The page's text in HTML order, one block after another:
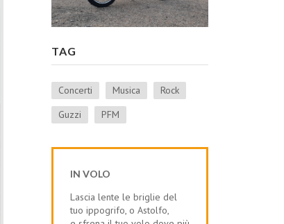
TAG
Concerti Musica
Rock
Guzzi
PFM
IN VOLO
Lascia lente le briglie del
tuo ippogrifo, o Astolfo,